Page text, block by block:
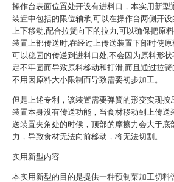
操作台表面位置处开设有进料口，本实用新型
装置中包括的限位轴承,可以在操作台两侧开设
上下移动,配合拉簧向下的拉力,可以确保把原
装置上部传送时,在经过上传送装置下部时使原
可以稳固的传送到进料口处,不会因为原料形状
定不牢固而导致原料移动和打滑,而且通过拉簧
不用因原料大小限制而导致需要初步加工。
但是上述专利，该装置需要弹簧的形变实现按
装置本身没有传送功能，当食材移动到上传送
送装置夹角处的时候，顶部的摩擦力会大于底
力，导致食材无法向前移动，将无法切割。
实用新型内容
本实用新型的目的是提供一种预制菜加工切料